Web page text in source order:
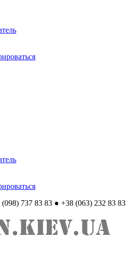
737 83 83 ● +38 (063) 232 83 83